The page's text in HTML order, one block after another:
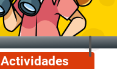
Actividades